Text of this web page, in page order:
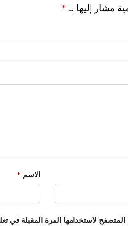
مشار إليها بـ *
الاسم *
لاستخدامها المرة المقبلة في